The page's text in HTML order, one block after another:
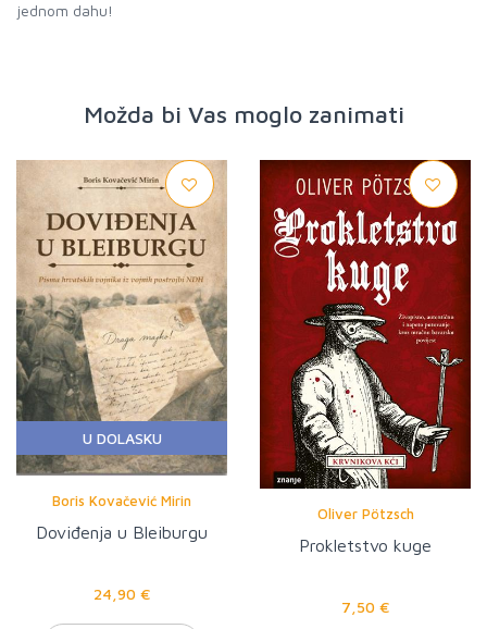
jednom dahu!
Možda bi Vas moglo zanimati
U DOLASKU
Boris Kovačević Mirin
Doviđenja u Bleiburgu
24,90 €
Oliver Pötzsch
Prokletstvo kuge
7,50 €